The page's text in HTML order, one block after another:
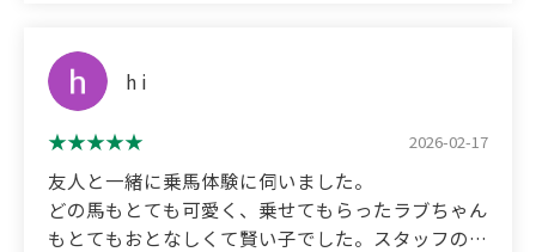
gave me detailed explanations and support, so I
was able to ride with confidence and get a real
are.
The 25 or so horses on the premises also had a
lovely, soothing atmosphere.
もさせていただきました
他のお馬さんたちも沢山いて
お馬さんを身近に感じることができて
とても素敵な時間が過ごせました
またラブちゃんや他のお馬さんに会いに行こうと思
います
h i
2026-02-17
友人と一緒に乗馬体験に伺いました。
どの馬もとても可愛く、乗せてもらったラブちゃん
もとてもおとなしくて賢い子でした。スタッフの池